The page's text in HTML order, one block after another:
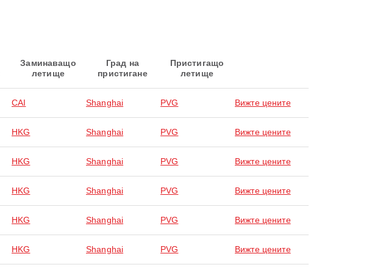
Заминаващо
летище
Град на
пристигане
Пристигащо
летище
CAI Shanghai PVG Вижте цените
HKG Shanghai PVG Вижте цените
HKG Shanghai PVG Вижте цените
HKG Shanghai PVG Вижте цените
HKG Shanghai PVG Вижте цените
HKG Shanghai PVG Вижте цените